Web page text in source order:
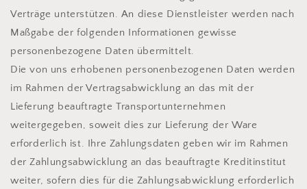
Verträge unterstützen. An diese Dienstleister werden nach
Maßgabe der folgenden Informationen gewisse
personenbezogene Daten übermittelt.
Die von uns erhobenen personenbezogenen Daten werden
im Rahmen der Vertragsabwicklung an das mit der
Lieferung beauftragte Transportunternehmen
weitergegeben, soweit dies zur Lieferung der Ware
erforderlich ist. Ihre Zahlungsdaten geben wir im Rahmen
der Zahlungsabwicklung an das beauftragte Kreditinstitut
weiter, sofern dies für die Zahlungsabwicklung erforderlich